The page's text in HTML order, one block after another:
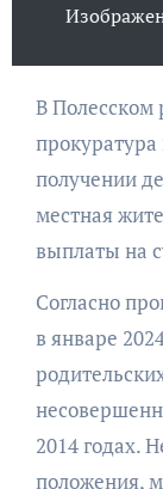
В Полесском районе Калининградской области
получении
местная
выплаты на
Согласно
в январе
2014 годах.
положения,